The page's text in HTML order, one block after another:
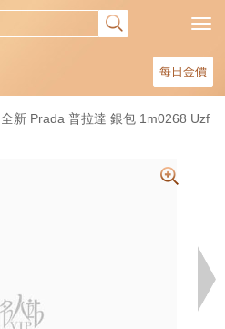
每日金價
全新 Prada 普拉達 銀包 1m0268 Uzf